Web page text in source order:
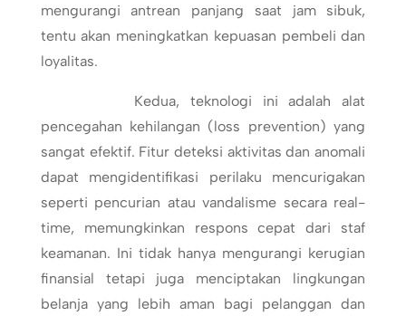
mengurangi antrean panjang saat jam sibuk,
tentu akan meningkatkan kepuasan pembeli dan
loyalitas.
Kedua, teknologi ini adalah alat
pencegahan kehilangan (loss prevention) yang
sangat efektif. Fitur deteksi aktivitas dan anomali
dapat mengidentifikasi perilaku mencurigakan
seperti pencurian atau vandalisme secara real-
time, memungkinkan respons cepat dari staf
keamanan. Ini tidak hanya mengurangi kerugian
finansial tetapi juga menciptakan lingkungan
belanja yang lebih aman bagi pelanggan dan